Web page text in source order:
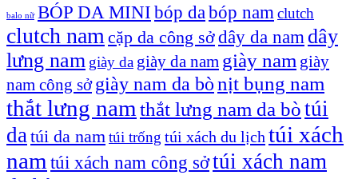
balo nữ BÓP DA MINI bóp da bóp nam clutch
clutch nam cặp da công sởdây da nam dây
lưng nam giày da giày da nam giày nam giày
nam công sở giày nam da bònịt bụng nam
thắt lưng nam thắt lưng nam da bòtúi
da túi da namtúi trống túi xách du lịch túi xách
nam túi xách nam công sởtúi xách nam